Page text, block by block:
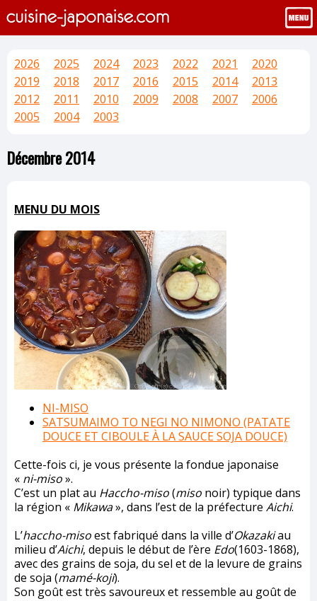
2026 2025 2024 2023 2022 2021
2020
2019
2018 2017 2016 2015 2014
2013
2012
2011 2010 2009 2008 2007
2006
2005
2004 2003
Décembre 2014
MENU DU MOIS
NI-MISO
SATSUMAIMO TO NEGI NO NIMONO (PATATE
DOUCE ET CIBOULE À LA SAUCE SOJA DOUCE)
Cette-fois ci, je vous présente la fondue japonaise
« ni-miso».
C’est un plat au Haccho-miso(miso noir) typique dans
la région « Mikawa», dans l’est de la préfecture Aichi.
L’haccho-misoest fabriqué dans la ville d’Okazakiau
milieu d’Aichi, depuis le début de l’ère Edo(1603-1868),
avec des grains de soja, du sel et de la levure de grains
de soja (mamé-koji).
Son goût est très savoureux et ressemble au goût de